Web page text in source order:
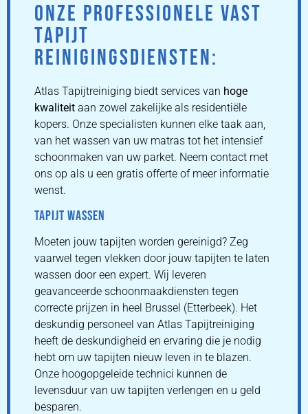
ONZE PROFESSIONELE VAST
TAPIJT
REINIGINGSDIENSTEN:
Atlas Tapijtreiniging biedt services van hoge
kwaliteit aan zowel zakelijke als residentiële
kopers. Onze specialisten kunnen elke taak aan,
van het wassen van uw matras tot het intensief
schoonmaken van uw parket. Neem contact met
ons op als u een gratis offerte of meer informatie
wenst.
TAPIJT WASSEN
Moeten jouw tapijten worden gereinigd? Zeg
vaarwel tegen vlekken door jouw tapijten te laten
wassen door een expert. Wij leveren
geavanceerde schoonmaakdiensten tegen
correcte prijzen in heel Brussel (Etterbeek). Het
deskundig personeel van Atlas Tapijtreiniging
heeft de deskundigheid en ervaring die je nodig
hebt om uw tapijten nieuw leven in te blazen.
Onze hoogopgeleide technici kunnen de
levensduur van uw tapijten verlengen en u geld
besparen.